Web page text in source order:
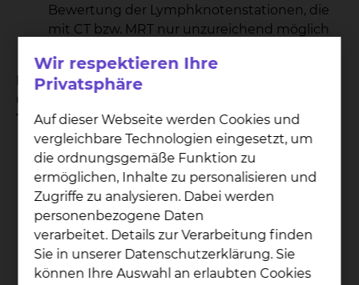
Bewertung der Lymphknotenstationen, die
mit CT bzw. MRT nur unzureichend möglich
Patienten mit vorgeschrittenem Prostata-Krebs
unter medikamentöser Behandlung zur
Therapiekontrolle
Während die PSA-Werte die allgemeine
Bewertung des Therapieergebnisses zeigen,
kann die PET-CT-Untersuchung für einzelne,
lokale Metastasen (z. B. lokale Schmerzen
einer einzelnen Knochenmetastase) das
Ansprechen bzw. Nichtansprechen der
Therapie darstellen und damit die
Wir respektieren Ihre
Privatsphäre
Auf dieser Webseite werden Cookies und
vergleichbare Technologien eingesetzt, um
die ordnungsgemäße Funktion zu
ermöglichen, Inhalte zu personalisieren und
Zugriffe zu analysieren. Dabei werden
personenbezogene Daten
verarbeitet. Details zur Verarbeitung finden
Sie in unserer Datenschutzerklärung. Sie
können Ihre Auswahl an erlaubten Cookies